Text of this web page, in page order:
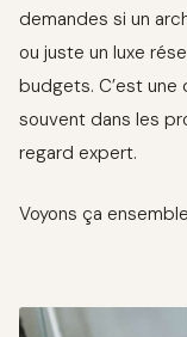
demandes si un
ou juste un luxe
budgets. C’est
souvent dans les
regard expert.
Voyons ça